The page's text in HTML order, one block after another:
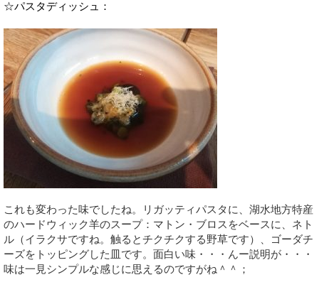
☆パスタディッシュ：
これも変わった味でしたね。リガッティパスタに、湖水地方特産
のハードウィック羊のスープ：マトン・ブロスをベースに、ネト
ル（イラクサですね。触るとチクチクする野草です）、ゴーダチ
ーズをトッピングした皿です。面白い味・・・んー説明が・・・
味は一見シンプルな感じに思えるのですがね＾＾；